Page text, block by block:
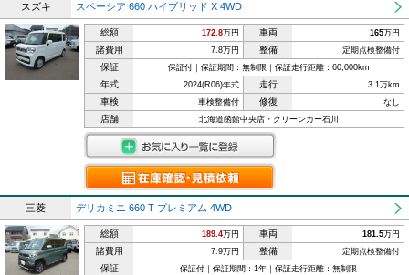
スズキ スペーシア 660 ハイブリッド X 4WD
総額 172.8万円 車両 165万円
諸費用 7.8万円 整備 定期点検整備付
保証 保証付｜保証期間：無制限｜保証走行距離：60,000km
年式 2024(R06)年式 走行 3.1万km
車検 車検整備付 修復 なし
店舗 北海道函館中央店・クリーンカー石川
三菱 デリカミニ 660 T プレミアム 4WD
総額 189.4万円 車両 181.5万円
諸費用 7.9万円 整備 定期点検整備付
保証 保証付｜保証期間：1年｜保証走行距離：無制限